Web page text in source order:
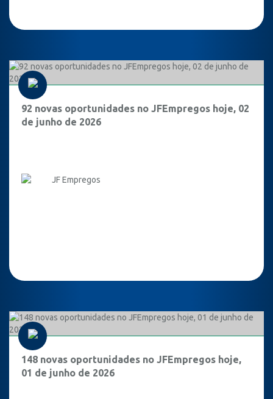
92 novas oportunidades no JFEmpregos hoje, 02
de junho de 2026
JF Empregos
148 novas oportunidades no JFEmpregos hoje,
01 de junho de 2026